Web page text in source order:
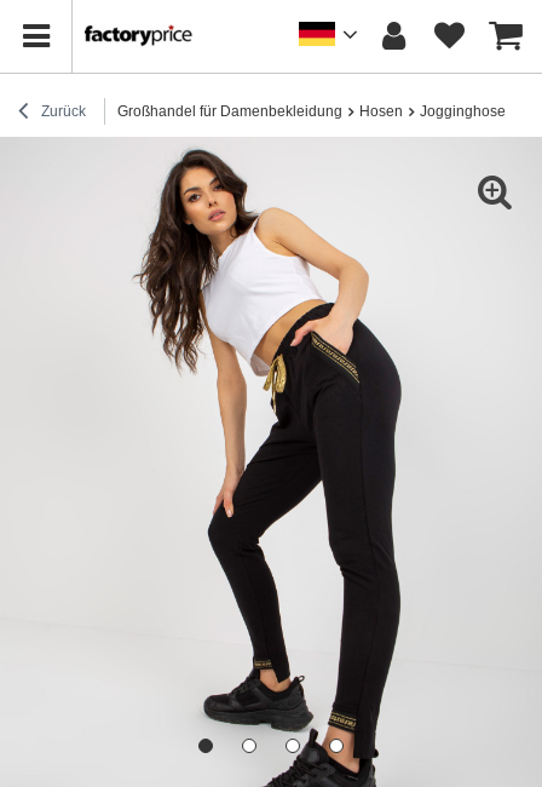
Zurück Großhandel für Damenbekleidung Hosen Jogginghose